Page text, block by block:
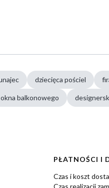
dziecięca pościel
balkonowego
PŁATNOŚCI I
Czas i koszt
Czas realizacji